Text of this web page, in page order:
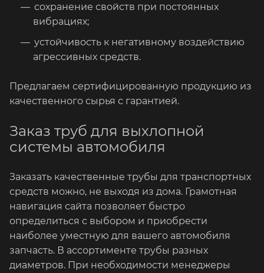
сохранение свойств при постоянных
вибрациях;
устойчивость к негативному воздействию
агрессивных средств.
Предлагаем сертифицированную продукцию из
качественного сырья с гарантией.
Заказ труб для выхлопной
системы автомобиля
Заказать качественные трубы для транспортных
средств можно, не выходя из дома. Грамотная
навигация сайта позволяет быстро
определиться с выбором и приобрести
наиболее уместную для вашего автомобиля
запчасть. В ассортименте трубы разных
диаметров. При необходимости менеджеры